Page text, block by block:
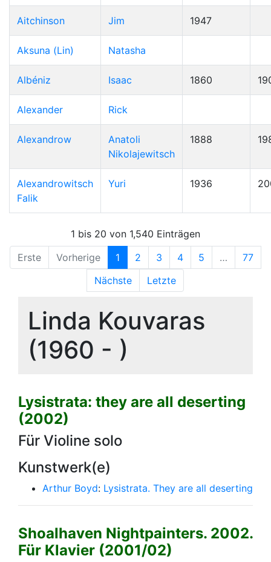
Aitchinson Jim 1947
Aksuna (Lin) Natasha
Albéniz Isaac 1860
Alexander Rick
Alexandrow
Anatoli
Nikolajewitsch
1888
Alexandrowitsch
Falik
Yuri 1936
1 bis 20 von 1,540 Einträgen
Erste
Vorherige 1 2 3 4 5 …
77
Nächste
Letzte
Linda Kouvaras
(1960 - )
Lysistrata: they are all deserting
(2002)
Für Violine solo
Kunstwerk(e)
Arthur Boyd: Lysistrata. They are all deserting
Shoalhaven Nightpainters. 2002.
Für Klavier (2001/02)